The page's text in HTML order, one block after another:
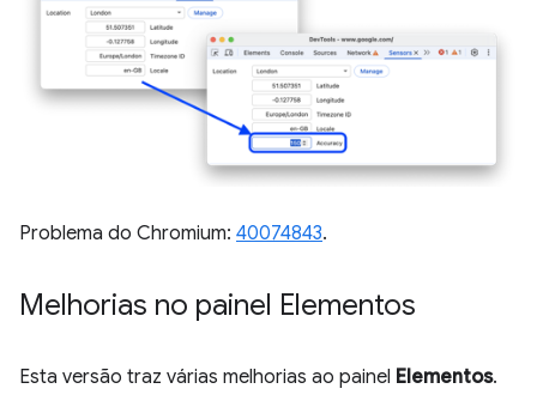
Problema do Chromium: 40074843.
Melhorias no painel Elementos
Esta versão traz várias melhorias ao painel Elementos.